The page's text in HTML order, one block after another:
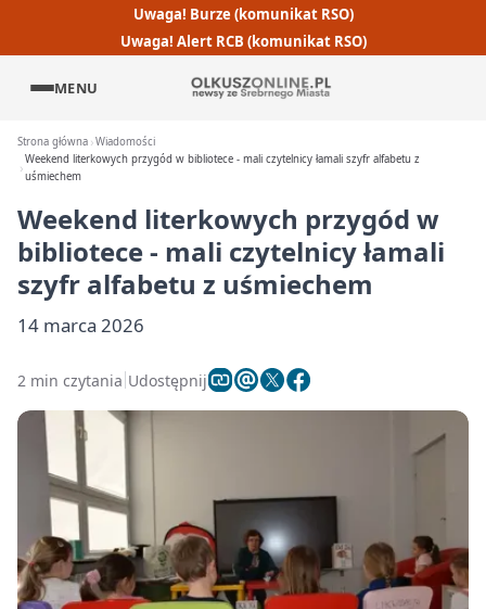
Uwaga! Burze (komunikat RSO)
Uwaga! Alert RCB (komunikat RSO)
MENU
Strona główna Wiadomości
Weekend literkowych przygód w bibliotece - mali czytelnicy łamali szyfr alfabetu z
uśmiechem
Weekend literkowych przygód w
bibliotece - mali czytelnicy łamali
szyfr alfabetu z uśmiechem
14 marca 2026
2 min czytania Udostępnij